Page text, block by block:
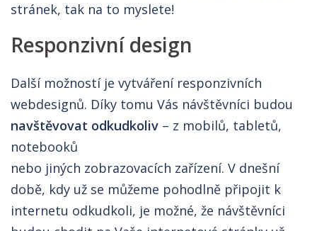
stránek, tak na to myslete!
Responzivní design
Další možností je vytváření responzivních
webdesignů. Díky tomu Vás návštěvníci budou
navštěvovat odkudkoliv – z mobilů, tabletů,
notebooků
nebo jiných zobrazovacích zařízení. V dnešní
době, kdy už se můžeme pohodlně připojit k
internetu odkudkoli, je možné, že návštěvníci